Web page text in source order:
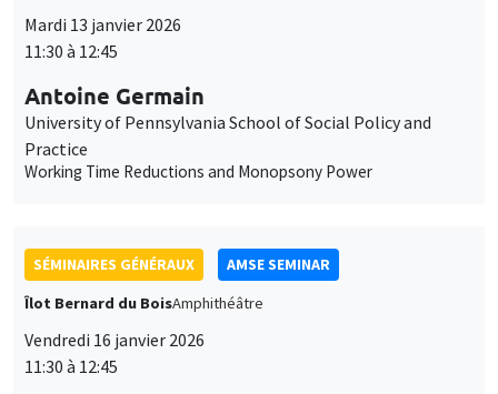
Mardi 13 janvier 2026
11:30 à 12:45
Antoine Germain
University of Pennsylvania School of Social Policy and
Practice
Working Time Reductions and Monopsony Power
SÉMINAIRES GÉNÉRAUX
AMSE SEMINAR
Îlot Bernard du BoisAmphithéâtre
Vendredi 16 janvier 2026
11:30 à 12:45